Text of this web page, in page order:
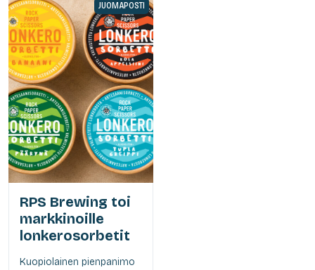
JUOMAPOSTI
RPS Brewing toi
markkinoille
lonkerosorbetit
Kuopiolainen pienpanimo